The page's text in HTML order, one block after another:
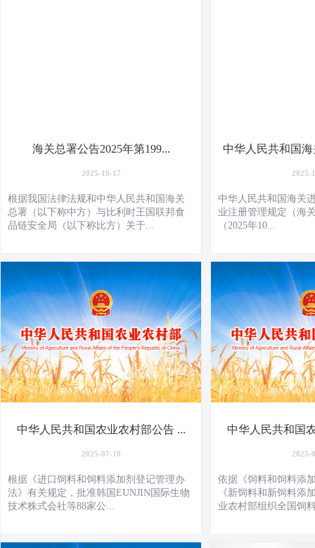
海关总署公告2025年第199...
2025-10-17
根据我国法律法规和中华人民共和国海关
总署（以下称中方）与比利时王国联邦食
品链安全局（以下称比方）关于...
中华人民共和国
2025-
中华人民共和国海关
业注册管理规定（海
（2025年10...
中华人民共和国农业农村部公告 ...
2025-07-18
根据《进口饲料和饲料添加剂登记管理办
法》有关规定，批准韩国EUNJIN国际生物
技术株式会社等88家公...
中华人民共和国
2025-
依据《饲料和饲料添
《新饲料和新饲料添
业农村部组织全国饲